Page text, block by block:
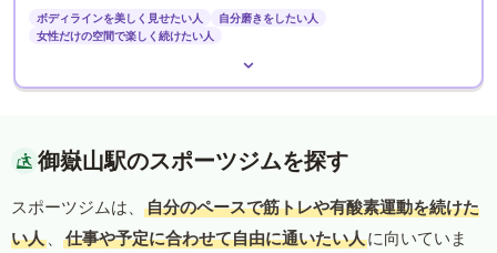
ボディラインを美しく見せたい人
自分磨きをしたい人
女性だけの空間で楽しく続けたい人
御嶽山駅のスポーツジムを探す
スポーツジムは、
自分のペースで筋トレや有酸素運動を続けた
い人 、 仕事や予定に合わせて自由に通いたい人に向いていま